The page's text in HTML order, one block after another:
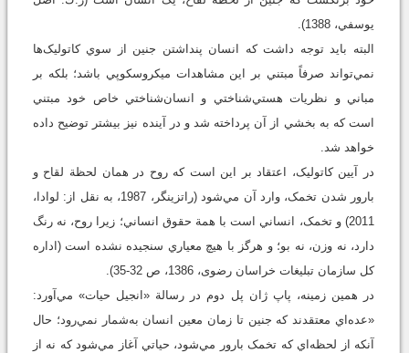
يوسفي، 1388).
البته بايد توجه داشت که انسان پنداشتن جنين از سوي کاتوليک‌ها
نمي‌تواند صرفاً مبتني بر اين مشاهدات ميکروسکوپي باشد؛ بلکه بر
مباني و نظريات هستي‌شناختي و انسان‌شناختي خاص خود مبتني
است که به بخشي از آن پرداخته شد و در آينده نيز بيشتر توضيح داده
خواهد شد.
در آيين کاتوليک، اعتقاد بر اين است که روح در همان لحظة لقاح و
بارور شدن تخمک، وارد آن مي‌شود (راتزینگر، 1987، به نقل از: لوادا،
2011) و تخمک، انساني است با همة حقوق انساني؛ زيرا روح، نه رنگ
دارد، نه وزن، نه بو؛ و هرگز با هيچ معياري سنجيده نشده است (اداره
کل سازمان تبلیغات خراسان رضوی، 1386، ص 32-35).
در همين زمينه، پاپ ژان پل دوم در رسالة «انجيل حيات» مي‌آورد:
«عده‌اي معتقدند که جنين تا زمان معين انسان به‌شمار نمي‌رود؛ حال
آنکه از لحظه‌اي که تخمک بارور مي‌شود، حياتي آغاز مي‌شود که نه از